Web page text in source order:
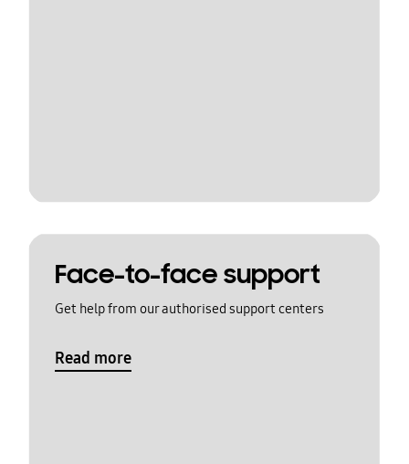
Face-to-face support
Get help from our authorised support centers
Read more